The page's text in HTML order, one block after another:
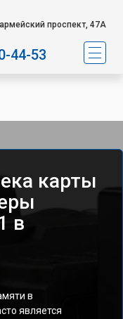
проспект, 47А
44-53
карты
в
в
является